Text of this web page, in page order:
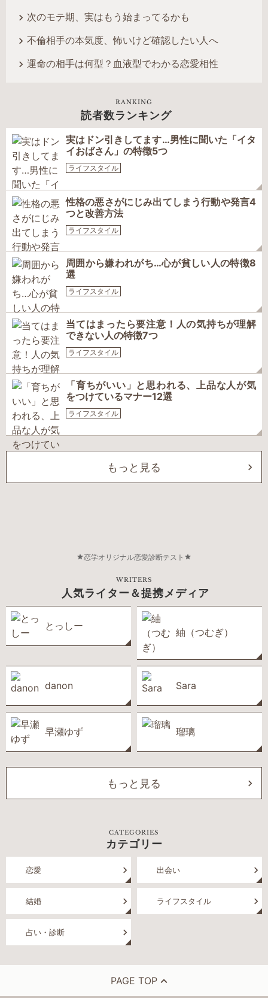
次のモテ期、実はもう始まってるかも
不倫相手の本気度、怖いけど確認したい人へ
運命の相手は何型？血液型でわかる恋愛相性
RANKING
読者数ランキング
実はドン引きしてます…男性に聞いた「イタ
イおばさん」の特徴5つ
ライフスタイル
性格の悪さがにじみ出てしまう行動や発言4
つと改善方法
ライフスタイル
周囲から嫌われがち…心が貧しい人の特徴8
選
ライフスタイル
当てはまったら要注意！人の気持ちが理解
できない人の特徴7つ
ライフスタイル
「育ちがいい」と思われる、上品な人が気
をつけているマナー12選
ライフスタイル
もっと見る
恋学オリジナル恋愛診断テスト
WRITERS
人気ライター＆提携メディア
とっしー
紬（つむぎ）
danon Sara
早瀬ゆず 瑠璃
もっと見る
CATEGORIES
カテゴリー
恋愛 出会い
結婚 ライフスタイル
占い・診断
PAGE TOP